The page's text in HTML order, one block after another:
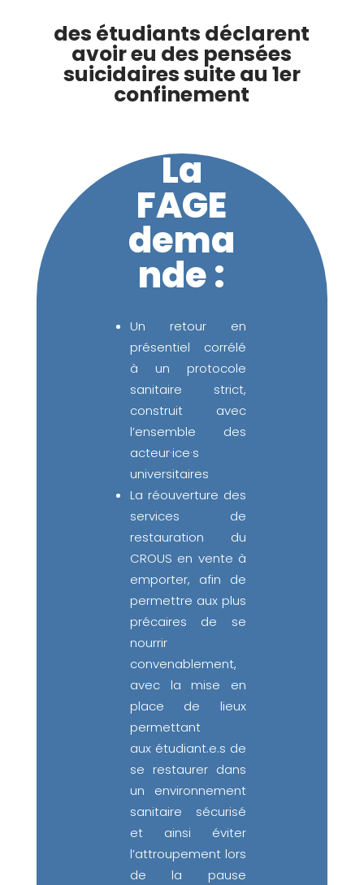
des étudiants déclarent
avoir eu des pensées
suicidaires suite au 1er
confinement
La
FAGE
dema
nde :
Un retour en
présentiel corrélé
à un protocole
sanitaire strict,
construit avec
l’ensemble des
acteur·ice·s
universitaires
La réouverture des
services de
restauration du
CROUS en vente à
emporter, afin de
permettre aux plus
précaires de se
nourrir
convenablement,
avec la mise en
place de lieux
permettant
aux étudiant.e.s de
se restaurer dans
un environnement
sanitaire sécurisé
et ainsi éviter
l’attroupement lors
de la pause